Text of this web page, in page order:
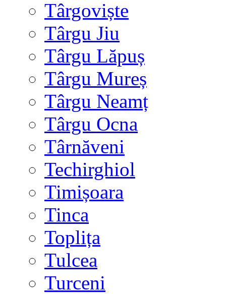
Târgoviște
Târgu Jiu
Târgu Lăpuș
Târgu Mureș
Târgu Neamț
Târgu Ocna
Târnăveni
Techirghiol
Timișoara
Tinca
Toplița
Tulcea
Turceni